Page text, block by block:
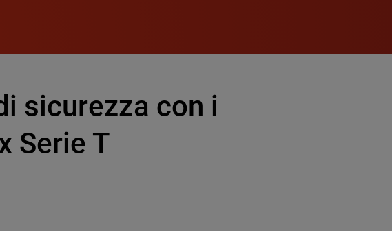
sicurezza con i
Serie T